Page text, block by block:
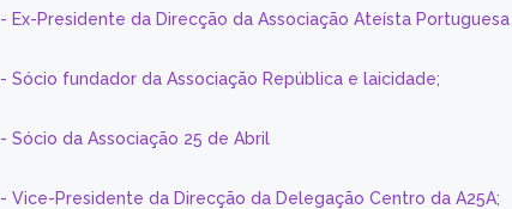
- Ex-Presidente da Direcção da Associação Ateísta Portuguesa
- Sócio fundador da Associação República e laicidade;
- Sócio da Associação 25 de Abril
- Vice-Presidente da Direcção da Delegação Centro da A25A;